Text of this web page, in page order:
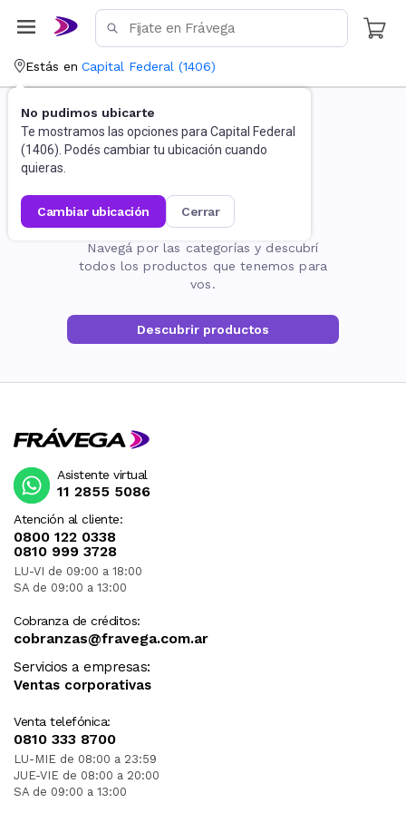
Estás en Capital Federal (1406)
No pudimos ubicarte
Te mostramos las opciones para Capital Federal
(1406). Podés cambiar tu ubicación cuando
quieras.
cambiar ubicación cerrar
La página no existe
Navegá por las categorías y descubrí
todos los productos que tenemos para
vos.
Descubrir productos
Atención al cliente:
0800 122 0338
0810 999 3728
LU-VI de 09:00 a 18:00
SA de 09:00 a 13:00
Cobranza de créditos:
cobranzas@fravega.com.ar
Servicios a empresas:
Ventas corporativas
Venta telefónica:
0810 333 8700
LU-MIE de 08:00 a 23:59
JUE-VIE de 08:00 a 20:00
SA de 09:00 a 13:00
Asistente virtual
11 2855 5086